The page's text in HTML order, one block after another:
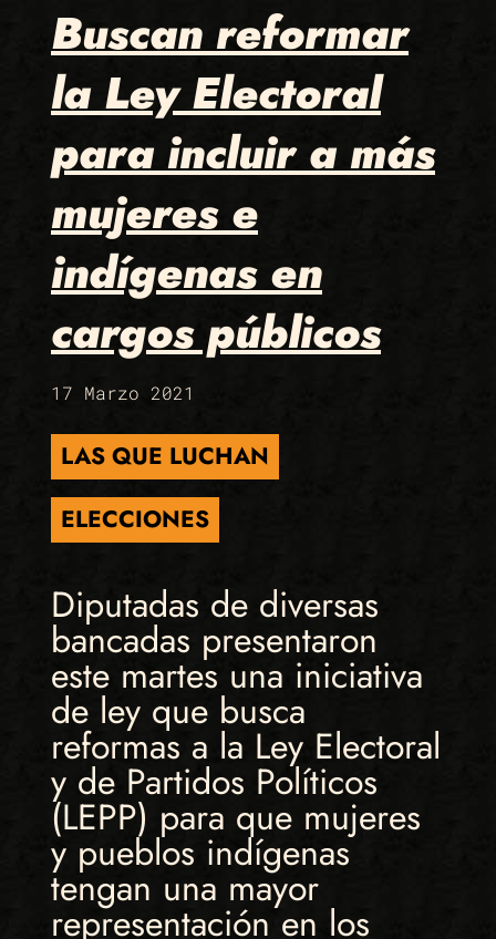
Buscan reformar
la Ley Electoral
para incluir a más
mujeres e
indígenas en
cargos públicos
17 Marzo 2021
LAS QUE LUCHAN
ELECCIONES
Diputadas de diversas
bancadas presentaron
este martes una iniciativa
de ley que busca
reformas a la Ley Electoral
y de Partidos Políticos
(LEPP) para que mujeres
y pueblos indígenas
tengan una mayor
representación en los